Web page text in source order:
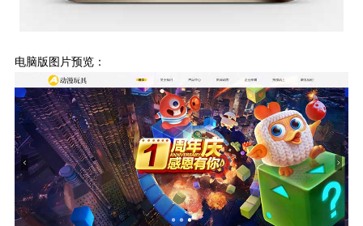
电脑版图片预览：